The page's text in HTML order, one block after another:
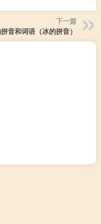
下一篇
音和词语（冰的拼音）